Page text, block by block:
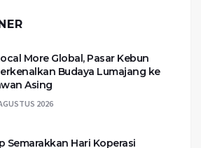
More Global, Pasar Kebun
Budaya Lumajang ke
Asing
2026
Semarakkan Hari Koperasi